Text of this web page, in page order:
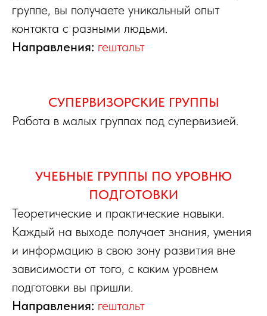
группе, вы получаете уникальный опыт
контакта с разными людьми.
Направления: гештальт
СУПЕРВИЗОРСКИЕ ГРУППЫ
Работа в малых группах под супервизией.
УЧЕБНЫЕ ГРУППЫ ПО УРОВНЮ
ПОДГОТОВКИ
Теоретические и практические навыки.
Каждый на выходе получает знания, умения
и информацию в свою зону развития вне
зависимости от того, с каким уровнем
подготовки вы пришли.
Направления: гештальт